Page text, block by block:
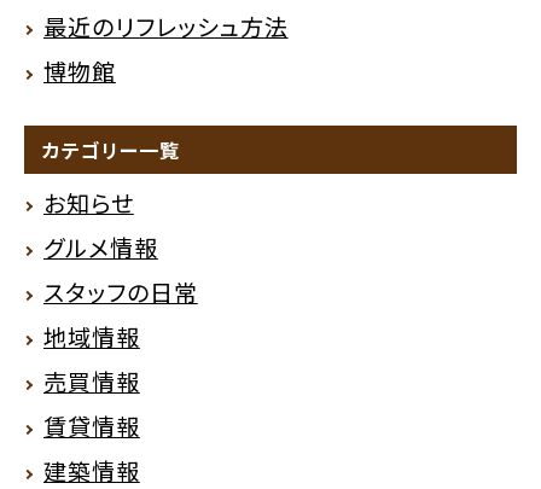
最近のリフレッシュ方法
博物館
カテゴリー一覧
お知らせ
グルメ情報
スタッフの日常
地域情報
売買情報
賃貸情報
建築情報